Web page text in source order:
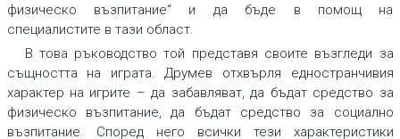
физическо възпитание“ и да бъде в помощ на
специалистите в тази област.
В това ръководство той представя своите възгледи за
същността на играта. Друмев отхвърля едностранчивия
характер на игрите – да забавляват, да бъдат средство за
физическо възпитание, да бъдат средство за социално
възпитание. Според него всички тези характеристики